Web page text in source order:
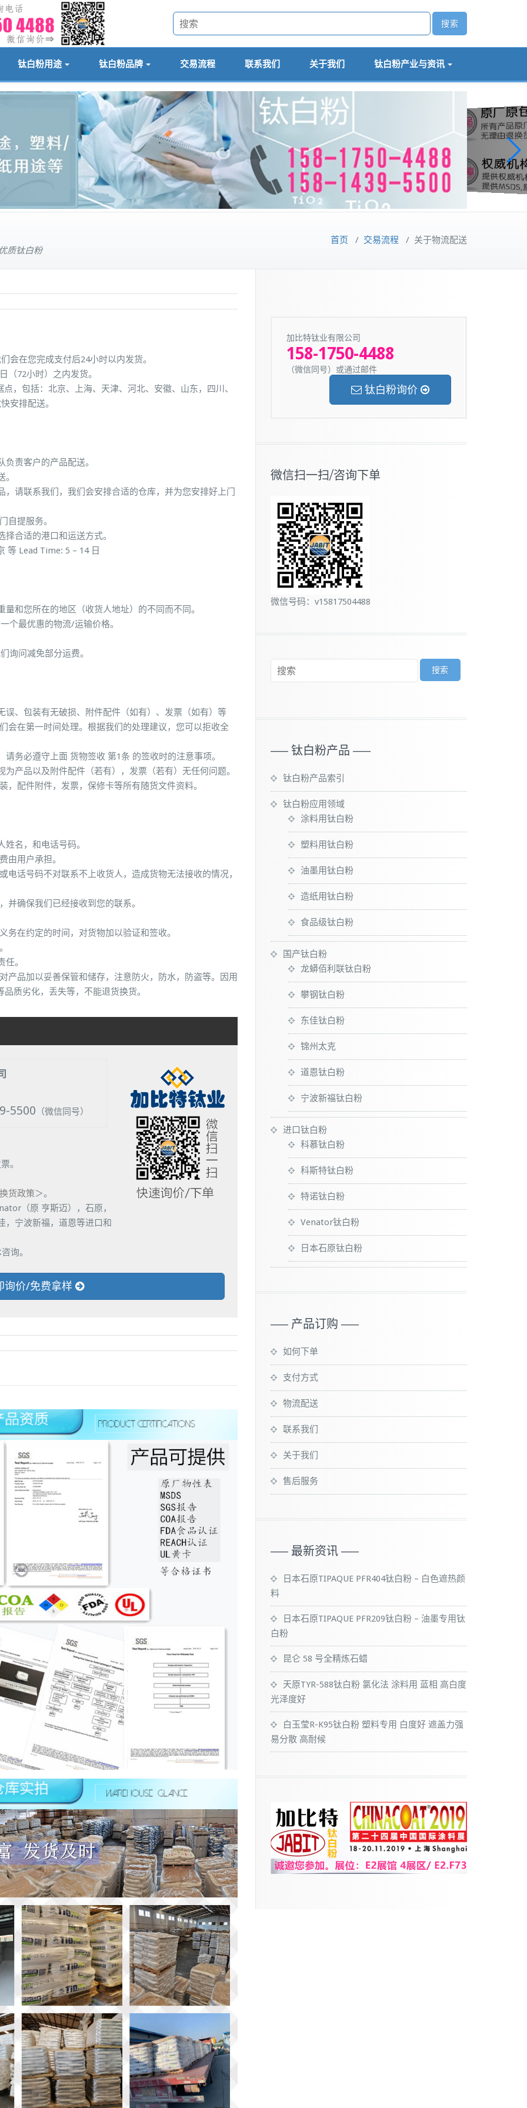
钛白粉用途 钛白粉品牌 交易流程 联系我们 关于我们 钛白粉产业与资讯
质钛白粉
首页 / 交易流程 / 关于物流配送
会在您完成支付后24小时以内发货。
72小时）之内发货。
，包括：北京、上海、天津、河北、安徽、山东，四川、
安排配送。
责客户的产品配送。
请联系我们，我们会安排合适的仓库，并为您安排好上门
自提服务。
合适的港口和运送方式。
等 Lead Time: 5 – 14 日
和您所在的地区（收货人地址）的不同而不同。
个最优惠的物流/运输价格。
询问减免部分运费。
、包装有无破损、附件配件（如有）、发票（如有）等
会在第一时间处理。根据我们的处理建议，您可以拒收全
务必遵守上面 货物签收 第1条 的签收时的注意事项。
产品以及附件配件（若有），发票（若有）无任何问题。
配件附件，发票，保修卡等所有随货文件资料。
名，和电话号码。
由用户承担。
话号码不对联系不上收货人，造成货物无法接收的情况，
并确保我们已经接收到您的联系。
在约定的时间，对货物加以验证和签收。
。
产品加以妥善保管和储存，注意防火，防水，防盗等。因用
质劣化，丢失等，不能退货换货。
5500 （微信同号）
。
货政策＞。
（原 亨斯迈），石原，
，宁波新福，道恩等进口和
询。
价/免费拿样
加比特钛业有限公司
158-1750-4488
（微信同号）或通过邮件
钛白粉询价
微信扫一扫/咨询下单
微信号码：v15817504488
—– 钛白粉产品 —–
钛白粉产品索引
钛白粉应用领域
涂料用钛白粉
塑料用钛白粉
油墨用钛白粉
造纸用钛白粉
食品级钛白粉
国产钛白粉
龙蟒佰利联钛白粉
攀钢钛白粉
东佳钛白粉
锦州太克
道恩钛白粉
宁波新福钛白粉
进口钛白粉
科慕钛白粉
科斯特钛白粉
特诺钛白粉
Venator钛白粉
日本石原钛白粉
—– 产品订购 —–
如何下单
支付方式
物流配送
联系我们
关于我们
售后服务
—– 最新资讯 —–
日本石原TIPAQUE PFR404钛白粉 – 白色遮热颜
料
日本石原TIPAQUE PFR209钛白粉 – 油墨专用钛
白粉
昆仑 58 号全精炼石蜡
天原TYR-588钛白粉 氯化法 涂料用 蓝相 高白度
光泽度好
白玉莹R-K95钛白粉 塑料专用 白度好 遮盖力强
易分散 高耐候